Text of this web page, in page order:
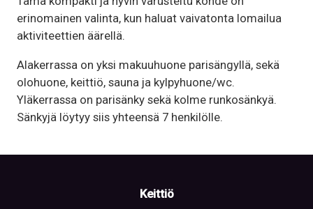
erinomainen valinta, kun haluat vaivatonta lomailua
aktiviteettien äärellä.
Alakerrassa on yksi makuuhuone parisängyllä, sekä
olohuone, keittiö, sauna ja kylpyhuone/wc.
Yläkerrassa on parisänky sekä kolme runkosänkyä.
Sänkyjä löytyy siis yhteensä 7 henkilölle.
Keittiö